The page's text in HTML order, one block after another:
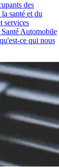
des
santé et du
services
Automobile
ce qui nous